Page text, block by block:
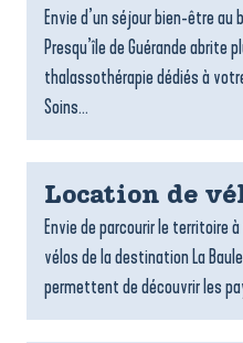
Envie d’un séjour bien-être au
Presqu’île de Guérande abrite
thalassothérapie dédiés à
Soins...
Location de
Envie de parcourir le territoire
vélos de la destination La
permettent de découvrir les